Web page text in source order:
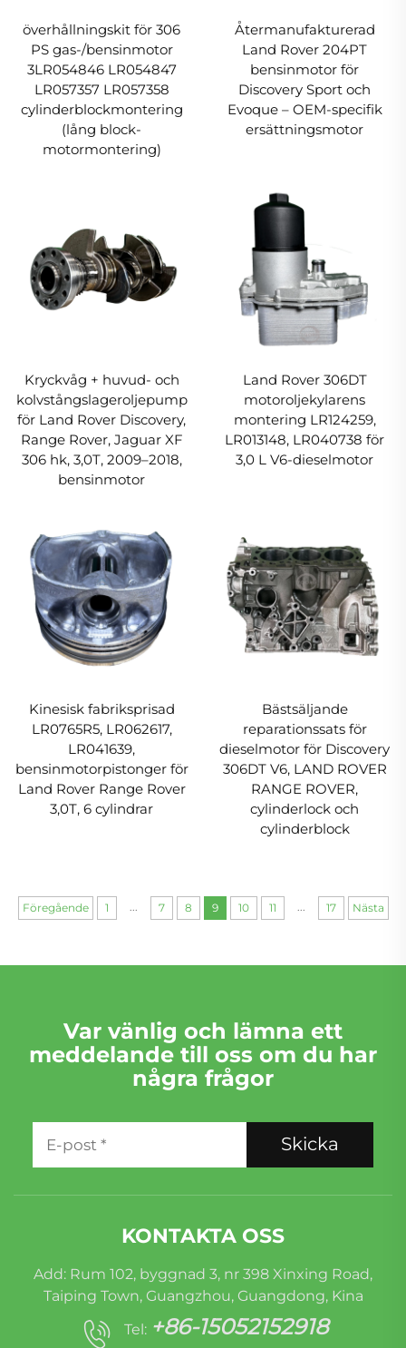
överhållningskit för 306
PS gas-/bensinmotor
3LR054846 LR054847
LR057357 LR057358
cylinderblockmontering
(lång block-
motormontering)
Återmanufakturerad
Land Rover 204PT
bensinmotor för
Discovery Sport och
Evoque – OEM-specifik
ersättningsmotor
Kryckvåg + huvud- och
kolvstångslageroljepump
för Land Rover Discovery,
Range Rover, Jaguar XF
306 hk, 3,0T, 2009–2018,
bensinmotor
Land Rover 306DT
motoroljekylarens
montering LR124259,
LR013148, LR040738 för
3,0 L V6-dieselmotor
Kinesisk fabriksprisad
LR0765R5, LR062617,
LR041639,
bensinmotorpistonger för
Land Rover Range Rover
3,0T, 6 cylindrar
Bästsäljande
reparationssats för
dieselmotor för Discovery
306DT V6, LAND ROVER
RANGE ROVER,
cylinderlock och
cylinderblock
Föregående 1 7 8 9 10 11 17 Nästa
Var vänlig och lämna ett
meddelande till oss om du har
några frågor
Skicka
KONTAKTA OSS
Add: Rum 102, byggnad 3, nr 398 Xinxing Road,
Taiping Town, Guangzhou, Guangdong, Kina
Tel: +86-15052152918